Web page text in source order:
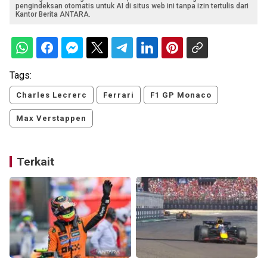
pengindeksan otomatis untuk AI di situs web ini tanpa izin tertulis dari
Kantor Berita ANTARA.
Tags:
Charles Lecrerc Ferrari F1 GP Monaco
Max Verstappen
Terkait